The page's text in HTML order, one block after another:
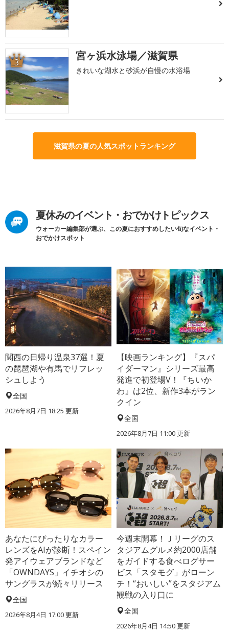
3 宮ヶ浜水泳場／滋賀県
きれいな湖水と砂浜が自慢の水浴場
滋賀県の夏の人気スポットランキング
夏休みのイベント・おでかけトピックス
ウォーカー編集部が選ぶ、この夏におすすめしたい旬なイベント・
おでかけスポット
関西の日帰り温泉37選！夏
の琵琶湖や有馬でリフレッ
シュしよう
全国
2026年8月7日 18:25 更新
【映画ランキング】『スパ
イダーマン』シリーズ最高
発進で初登場V！『ちいか
わ』は2位、新作3本がラン
クイン
全国
2026年8月7日 11:00更新
あなたにぴったりなカラー
レンズをAIが診断！スペイン
発アイウェアブランドなど
「OWNDAYS」イチオシの
サングラスが続々リリース
全国
2026年8月4日 17:00更新
今週末開幕！Ｊリーグのス
タジアムグルメ約2000店舗
をガイドする食べログサー
ビス「スタモグ」がローン
チ！“おいしい”をスタジアム
観戦の入り口に
全国
2026年8月4日 14:50更新